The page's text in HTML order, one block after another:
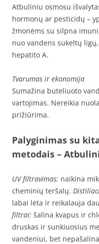
Atbuliniu osmosu
hormonų ar pesticidų –
žmonėms su silpna
nuo vandens sukeltų
hepatito A.
Tvarumas ir ekonomija
Sumažina buteliuoto
vartojimas. Nereikia
prižiūrima.
Palyginimas su
metodais –
UV filtravimas: naikina
cheminių teršalų.
labai lėta ir reikalauja
filtrai: šalina kvapus ir
druskas ir sunkiuosius
vandeniui, bet